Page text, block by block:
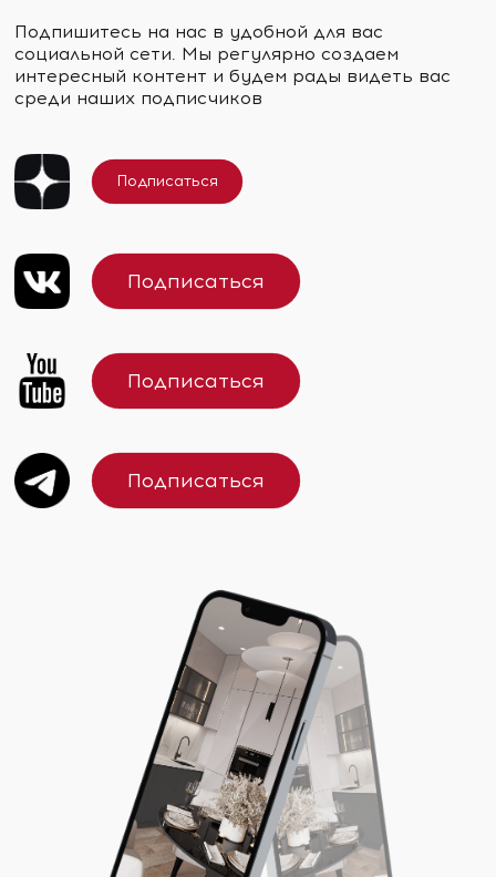
Подпишитесь на нас в удобной для вас
социальной сети. Мы регулярно создаем
интересный контент и будем рады видеть вас
среди наших подписчиков
Подписаться
Подписаться
Подписаться
Подписаться